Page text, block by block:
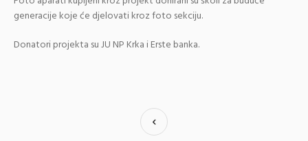
generacije koje će djelovati kroz foto sekciju.
Donatori projekta su JU NP Krka i Erste banka.